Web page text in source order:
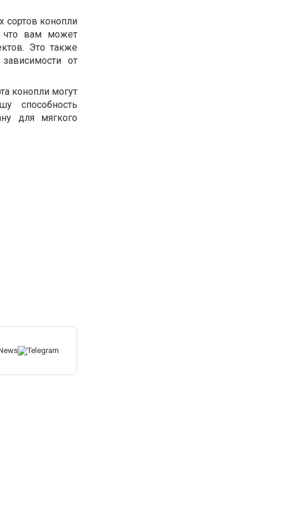
сортов конопли
что вам может
Это также
от
конопли могут
способность
для мягкого